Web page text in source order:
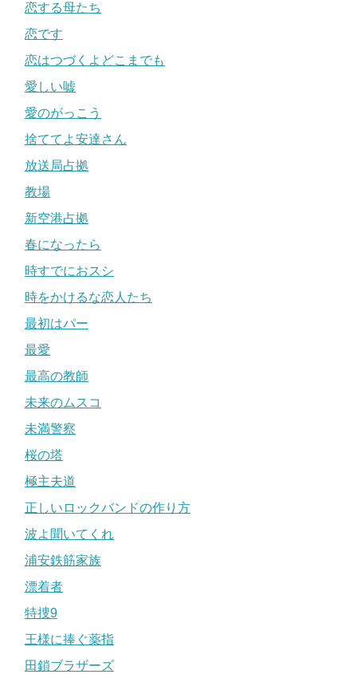
恋する母たち
恋です
恋はつづくよどこまでも
愛しい嘘
愛のがっこう
捨ててよ安達さん
放送局占拠
教場
新空港占拠
春になったら
時すでにおスシ
時をかけるな恋人たち
最初はパー
最愛
最高の教師
未来のムスコ
未満警察
桜の塔
極主夫道
正しいロックバンドの作り方
波よ聞いてくれ
浦安鉄筋家族
漂着者
特捜9
王様に捧ぐ薬指
田鎖ブラザーズ